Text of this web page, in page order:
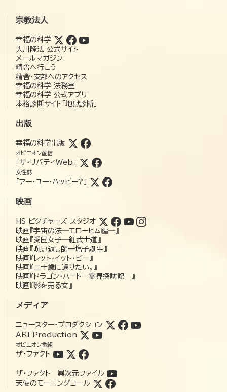
宗教法人
幸福の科学
大川隆法 公式サイト
メールマガジン
精舎へ行こう
精舎・支部へのアクセス
幸福の科学 法務室
幸福の科学 公式アプリ
本格診断サイト「地獄診断」
出版
幸福の科学出版
オピニオン配信
「ザ・リバティWeb」
女性誌
「アー・ユー・ハッピー?」
映画
HS ピクチャーズ スタジオ
映画『宇宙の法―エローヒム編―』
映画『愛国女子―紅武士道』
映画『呪い返し師—塩子誕生』
映画『レット・イット・ビー』
映画『二十歳に還りたい。』
映画『ドラゴン・ハート―霊界探訪記―』
映画『影を売る女』
メディア
ニュースター・プロダクション
ARI Production
オピニオン番組
ザ・ファクト
ザ・ファクト 異次元ファイル
天使のモーニングコール